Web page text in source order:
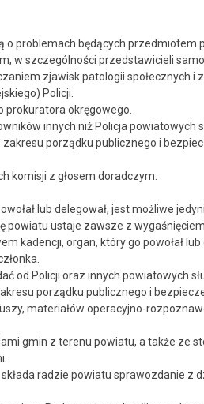
problemach będących przedmiotem
w szczególności przedstawicieli
zjawisk patologii społecznych i
Policji.
prokuratora okręgowego.
innych niż Policja powiatowych
porządku publicznego i
komisji z głosem doradczym.
lub delegował, jest możliwe
powiatu ustaje zawsze z
kadencji, organ, który go powołał
od Policji oraz innych powiatowych
porządku publicznego i
materiałów operacyjno-
gmin z terenu powiatu, a także ze
radzie powiatu sprawozdanie z